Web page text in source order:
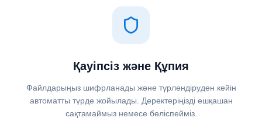
Қауіпсіз және Құпия
Файлдарыңыз шифрланады және түрлендіруден кейін
автоматты түрде жойылады. Деректеріңізді ешқашан
сақтамаймыз немесе бөліспейміз.